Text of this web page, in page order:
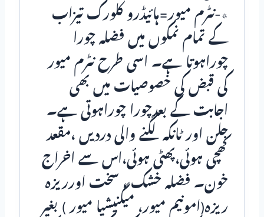
٭-نٹرم میور=ہائیڈرو کلورک تیزاب
کے تمام نمکوں میں فضلہ چورا
چوراہوتا ہے۔ اسی طرح نٹرم میور
کی قبض کی خصوصیات میں بھی
اجابت کے بعدچورا چوراہوتی ہے۔
جلن اور ٹانکہ لگنے والی دردیں ،مقعد
کھچی ہوئی،پھٹی ہوئی،اس سے اخراج
خون۔ فضلہ خشک ، سخت اورریزہ
ریزہ(امونیم میور، میگنیشیا میور ) بغیر